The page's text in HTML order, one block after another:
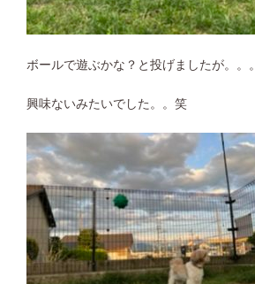
ボールで遊ぶかな？と投げましたが。。。
興味ないみたいでした。。笑